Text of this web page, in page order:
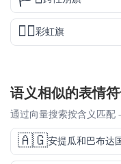
🏳️‍🌈彩虹旗
语义相似的表情
通过向量搜索按含义匹配
🇦🇬安提瓜和巴布达